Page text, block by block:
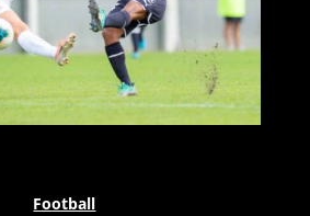
Football